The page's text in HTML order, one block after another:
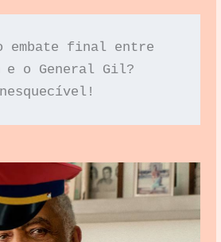
embate final entre
e o General Gil?